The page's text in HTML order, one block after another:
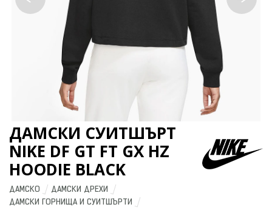
ДАМСКИ СУИТШЪРТ
NIKE DF GT FT GX HZ
HOODIE BLACK
ДАМСКО
ДАМСКИ ДРЕХИ
ДАМСКИ ГОРНИЩА И СУИТШЪРТИ